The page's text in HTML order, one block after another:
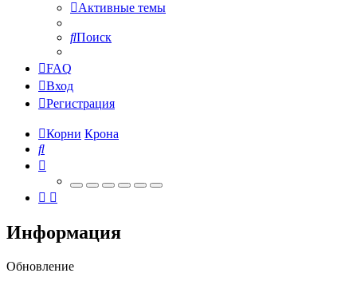
Активные темы
Поиск
FAQ
Вход
Регистрация
Корни Крона
Поиск
Информация
Обновление